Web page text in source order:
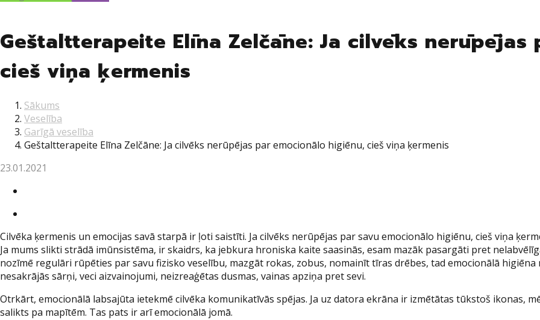
Geštaltterapeite Elīna Zelčāne: Ja cilvēks
cieš viņa ķermenis
Sākums
Veselība
Garīgā veselība
Geštaltterapeite Elīna Zelčāne: Ja cilvēks nerūpējas par emocionālo higiēnu, cieš viņa ķermenis
23.01.2021
Cilvēka ķermenis un emocijas savā starpā ir ļoti saistīti. Ja cilvēks nerūpējas par savu emocionālo higiēnu, cieš viņa
Ja mums slikti strādā imūnsistēma, ir skaidrs, ka jebkura hroniska kaite saasinās, esam mazāk pasargāti pret
nozīmē regulāri rūpēties par savu fizisko veselību, mazgāt rokas, zobus, nomainīt tīras drēbes, tad emocionālā
nesakrājās sārņi, veci aizvainojumi, neizreaģētas dusmas, vainas apziņa pret sevi.
Otrkārt, emocionālā labsajūta ietekmē cilvēka komunikatīvās spējas. Ja uz datora ekrāna ir izmētātas tūkstoš ikonas,
salikts pa mapītēm. Tas pats ir arī emocionālā jomā.